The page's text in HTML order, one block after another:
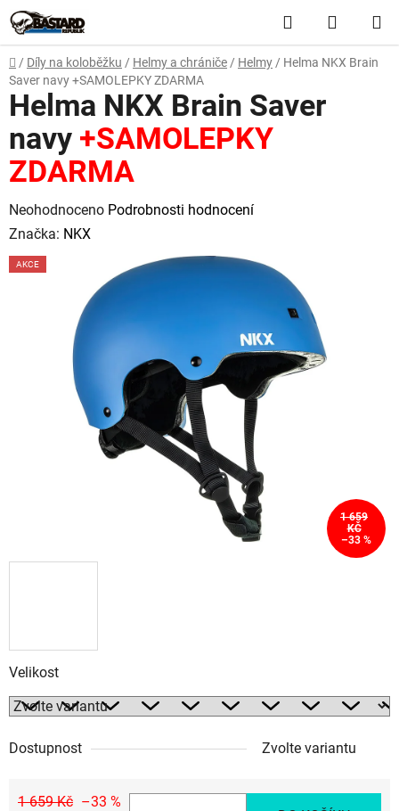
Přejít
na
obsah
Hledat
KOŠÍK
Domů
/ Díly na koloběžku / Helmy a chrániče / Helmy / Helma NKX Brain
Saver navy+SAMOLEPKY ZDARMA
Velikost
Dostupnost Zvolte variantu
1 659 Kč –33 %
Helma NKX Brain Saver
navy +SAMOLEPKY
ZDARMA
Průměrné
hodnocení
produktu
hvězdiček.
Neohodnoceno Podrobnosti hodnocení
Značka: NKX
AKCE
1 659
KČ
–33 %